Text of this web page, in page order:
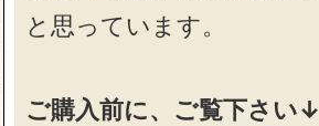
と思っています。
ご購入前に、ご覧下さい↓